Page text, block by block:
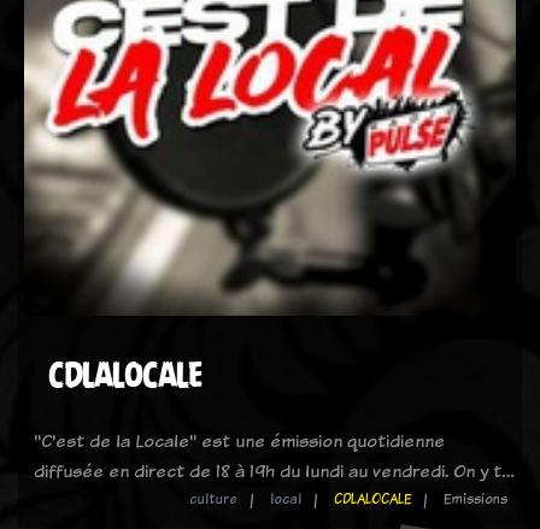
CDLALOCALE
"C'est de la Locale" est une émission quotidienne
diffusée en direct de 18 à 19h du lundi au vendredi. On y t…
culture local CDLALOCALE Emissions